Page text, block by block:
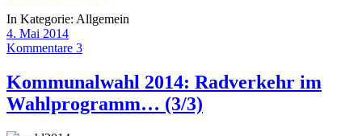
In Kategorie: Allgemein
4. Mai 2014
Kommentare 3
Kommunalwahl 2014: Radverkehr im
Wahlprogramm… (3/3)